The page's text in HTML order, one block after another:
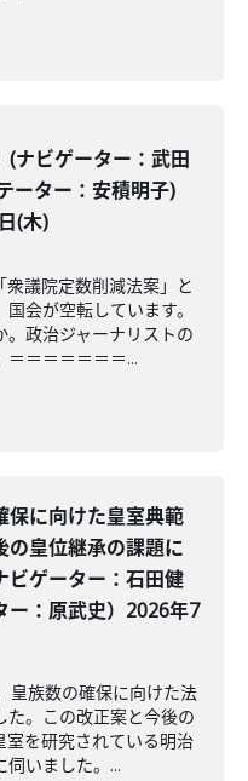
(ナビゲーター：武田
ーター：安積明子)
(木)
議院定数削減法案」と
会が空転しています。
政治ジャーナリストの
＝＝＝＝＝＝...
保に向けた皇室典範
の皇位継承の課題に
ビゲーター：石田健
ー：原武史）2026年7
皇族数の確保に向けた法
。この改正案と今後の
室を研究されている明治
いました。...